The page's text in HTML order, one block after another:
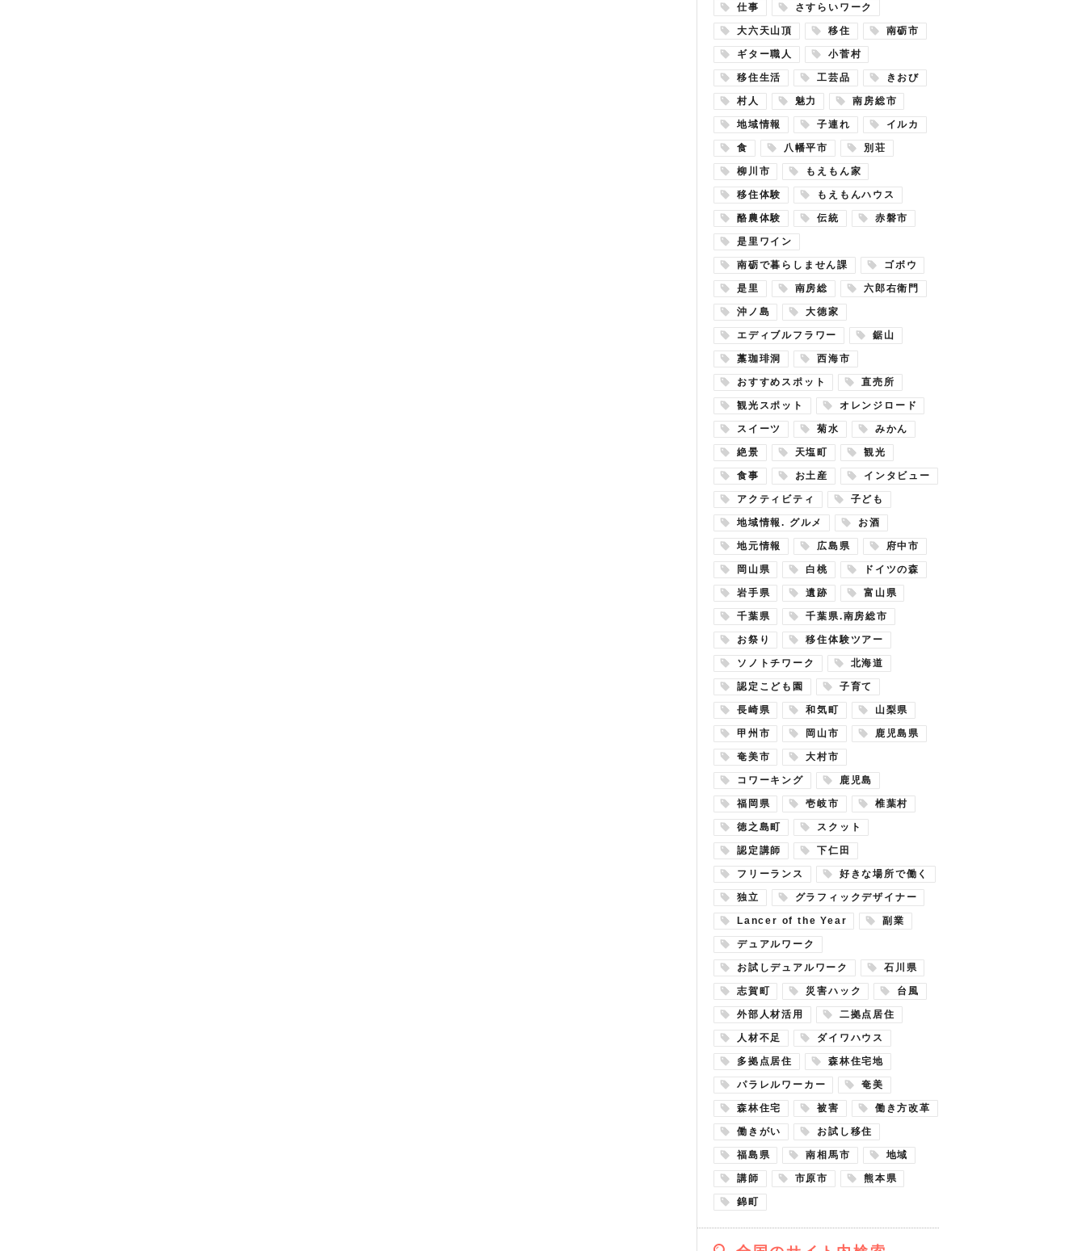
仕事 さすらいワーク
大六天山頂 移住 南砺市
ギター職人 小菅村
移住生活 工芸品 きおび
村人 魅力 南房総市
地域情報 子連れ イルカ
食 八幡平市 別荘
柳川市 もえもん家
移住体験 もえもんハウス
酪農体験 伝統 赤磐市
是里ワイン
南砺で暮らしません課 ゴボウ
是里 南房総 六郎右衛門
沖ノ島 大徳家
エディブルフラワー 鋸山
藁珈琲洞 西海市
おすすめスポット 直売所
観光スポット オレンジロード
スイーツ 菊水 みかん
絶景 天塩町 観光
食事 お土産 インタビュー
アクティビティ 子ども
地域情報. グルメ お酒
地元情報 広島県 府中市
岡山県 白桃 ドイツの森
岩手県 遺跡 富山県
千葉県 千葉県.南房総市
お祭り 移住体験ツアー
ソノトチワーク 北海道
認定こども園 子育て
長崎県 和気町 山梨県
甲州市 岡山市 鹿児島県
奄美市 大村市
コワーキング 鹿児島
福岡県 壱岐市 椎葉村
徳之島町 スクット
認定講師 下仁田
フリーランス 好きな場所で働く
独立 グラフィックデザイナー
Lancer of the Year 副業
デュアルワーク
お試しデュアルワーク 石川県
志賀町 災害ハック 台風
外部人材活用 二拠点居住
人材不足 ダイワハウス
多拠点居住 森林住宅地
パラレルワーカー 奄美
森林住宅 被害 働き方改革
働きがい お試し移住
福島県 南相馬市 地域
講師 市原市 熊本県
錦町